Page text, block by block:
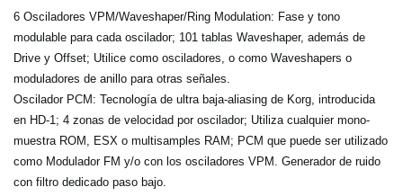
6 Osciladores VPM/Waveshaper/Ring Modulation: Fase y tono
modulable para cada oscilador; 101 tablas Waveshaper, además de
Drive y Offset; Utilice como osciladores, o como Waveshapers o
moduladores de anillo para otras señales.
Oscilador PCM: Tecnología de ultra baja-aliasing de Korg, introducida
en HD-1; 4 zonas de velocidad por oscilador; Utiliza cualquier mono-
muestra ROM, ESX o multisamples RAM; PCM que puede ser utilizado
como Modulador FM y/o con los osciladores VPM. Generador de ruido
con filtro dedicado paso bajo.